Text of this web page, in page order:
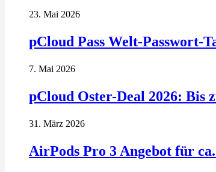
23. Mai 2026
pCloud Pass Welt-Passwort-
7. Mai 2026
pCloud Oster-Deal 2026: Bis
31. März 2026
AirPods Pro 3 Angebot für